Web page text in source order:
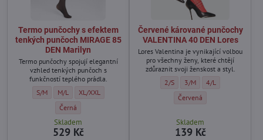
Termo punčochy s efektem
tenkých punčoch MIRAGE 85
DEN Marilyn
Termo punčochy spojují elegantní
vzhled tenkých punčoch s
funkčností teplého prádla.
Termo punčochy s efektem tenkých punčoch MIRAGE 85 DEN Marilyn -
S/M Termo punčochy s efektem tenkých punčoch MIRAGE 85 DEN
M/L Termo punčochy s efektem tenkých punčoch MIRAGE 85 DEN
XL/XXL
Termo punčochy s efektem tenkých punčoch MIRAGE 85 DEN
Černá
Skladem
529 Kč
Červené kárované punčochy
VALENTINA 40 DEN Lores
Lores Valentina je vynikající volbou
pro všechny ženy, které chtějí
zdůraznit svoji ženskost a styl.
Červené kárované punčochy
2/S Červené kárované
3/M Červené kárované
4/L
Červené kárované punčochy
Červená
Skladem
139 Kč